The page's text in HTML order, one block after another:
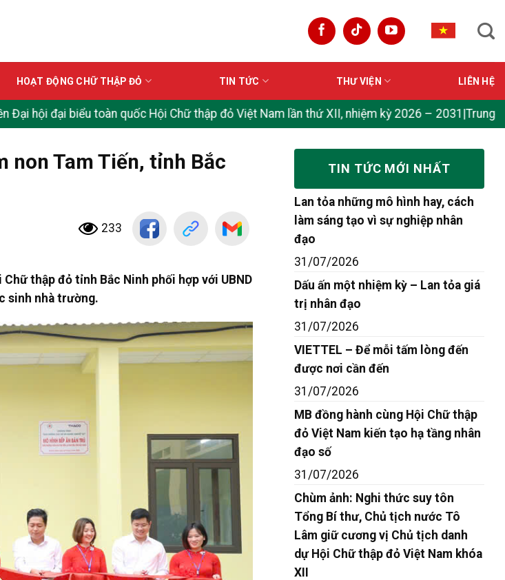
HOẠT ĐỘNG CHỮ THẬP ĐỎ TIN TỨC THƯ VIỆN LIÊN HỆ
biểu toàn quốc Hội Chữ thập đỏ Việt Nam lần thứ XII, nhiệm kỳ 2026 – 2031|Trung ương
non Tam Tiến, tỉnh Bắc
233
thập đỏ tỉnh Bắc Ninh phối hợp với UBND
sinh nhà trường.
TIN TỨC MỚI NHẤT
Lan tỏa những mô hình hay, cách
làm sáng tạo vì sự nghiệp nhân
đạo
31/07/2026
Dấu ấn một nhiệm kỳ – Lan tỏa giá
trị nhân đạo
31/07/2026
VIETTEL – Để mỗi tấm lòng đến
được nơi cần đến
31/07/2026
MB đồng hành cùng Hội Chữ thập
đỏ Việt Nam kiến tạo hạ tầng nhân
đạo số
31/07/2026
Chùm ảnh: Nghi thức suy tôn
Tổng Bí thư, Chủ tịch nước Tô
Lâm giữ cương vị Chủ tịch danh
dự Hội Chữ thập đỏ Việt Nam khóa
XII